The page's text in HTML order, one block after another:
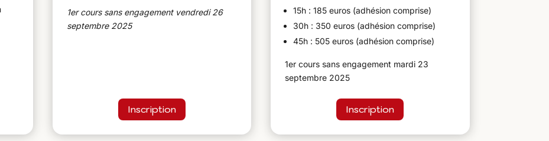
1er cours sans engagement vendredi 26
septembre 2025
Inscription
15h : 185 euros (adhésion comprise)
30h : 350 euros (adhésion comprise)
45h : 505 euros (adhésion comprise)
1er cours sans engagement mardi 23
septembre 2025
Inscription